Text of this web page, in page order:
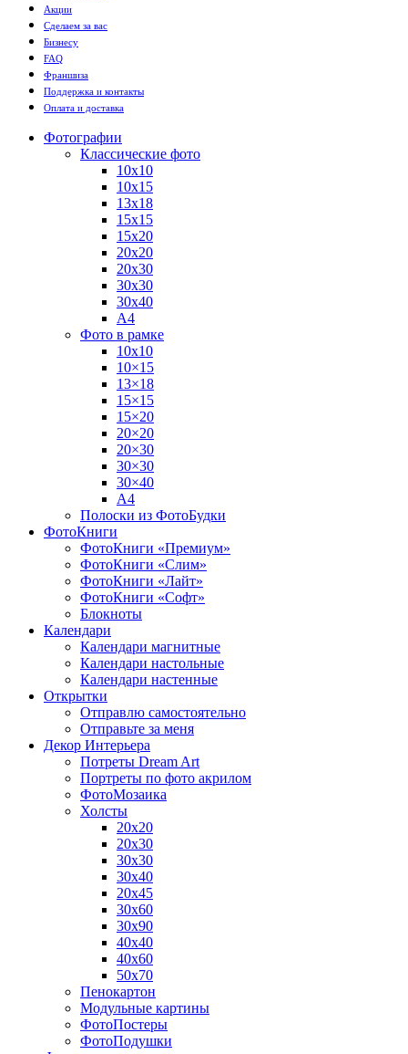
Акции
Сделаем за вас
Бизнесу
FAQ
Франшиза
Поддержка и контакты
Оплата и доставка
Фотографии
Классические фото
10х10
10х15
13х18
15х15
15х20
20х20
20х30
30х30
30х40
А4
Фото в рамке
10х10
10×15
13×18
15×15
15×20
20×20
20×30
30×30
30×40
A4
Полоски из ФотоБудки
ФотоКниги
ФотоКниги «Премиум»
ФотоКниги «Слим»
ФотоКниги «Лайт»
ФотоКниги «Софт»
Блокноты
Календари
Календари магнитные
Календари настольные
Календари настенные
Открытки
Отправлю самостоятельно
Отправьте за меня
Декор Интерьера
Потреты Dream Art
Портреты по фото акрилом
ФотоМозаика
Холсты
20х20
20х30
30х30
30х40
20х45
30х60
30х90
40х40
40х60
50х70
Пенокартон
Модульные картины
ФотоПостеры
ФотоПодушки